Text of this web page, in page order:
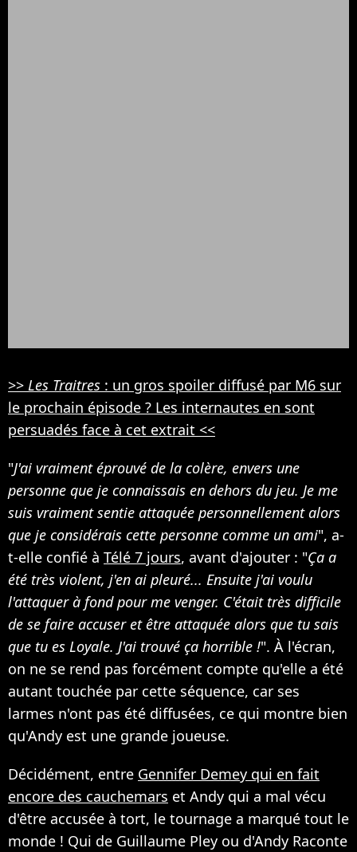
>> Les Traitres : un gros spoiler diffusé par M6 sur
le prochain épisode ? Les internautes en sont
persuadés face à cet extrait <<
"J'ai vraiment éprouvé de la colère, envers une
personne que je connaissais en dehors du jeu. Je me
suis vraiment sentie attaquée personnellement alors
que je considérais cette personne comme un ami", a-
t-elle confié à Télé 7 jours, avant d'ajouter : "Ça a
été très violent, j'en ai pleuré... Ensuite j'ai voulu
l'attaquer à fond pour me venger. C'était très difficile
de se faire accuser et être attaquée alors que tu sais
que tu es Loyale. J'ai trouvé ça horrible !". À l'écran,
on ne se rend pas forcément compte qu'elle a été
autant touchée par cette séquence, car ses
larmes n'ont pas été diffusées, ce qui montre bien
qu'Andy est une grande joueuse.
Décidément, entre Gennifer Demey qui en fait
encore des cauchemars et Andy qui a mal vécu
d'être accusée à tort, le tournage a marqué tout le
monde ! Qui de Guillaume Pley ou d'Andy Raconte